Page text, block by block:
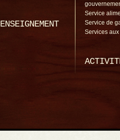
ENSEIGNEMENT
Service
Service de
Services